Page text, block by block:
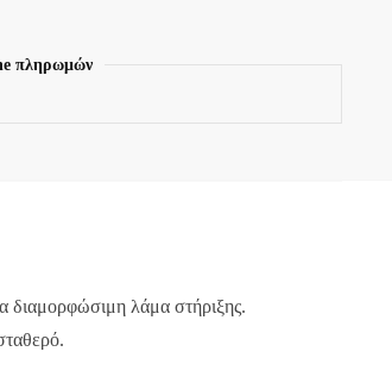
πληρωμών
διαμορφώσιμη λάμα στήριξης.